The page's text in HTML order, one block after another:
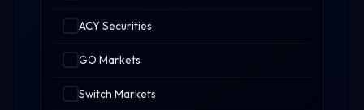
ACY Securities
GO Markets
Switch Markets